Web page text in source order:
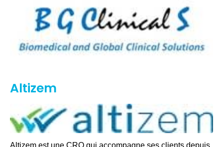
Altizem
Altizem est une CRO qui accompagne ses clients depuis